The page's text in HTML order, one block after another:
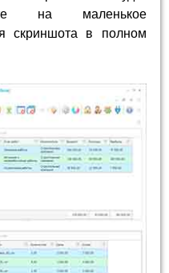
на маленькое
скриншота в полном